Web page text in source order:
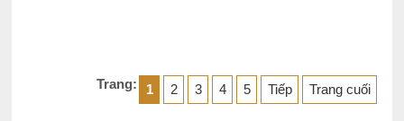
Trang: 1 2 3 4 5 Tiếp Trang cuối